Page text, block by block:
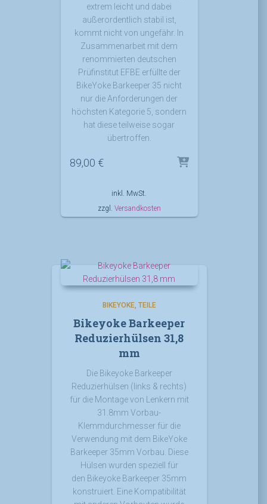
extrem leicht und dabei
außerordentlich stabil ist,
kommt nicht von ungefähr. In
Zusammenarbeit mit dem
renommierten deutschen
Prüfinstitut EFBE erfüllte der
BikeYoke Barkeeper 35 nicht
nur die Anforderungen der
höchsten Kategorie 5, sondern
hat diese teilweise sogar
übertroffen.
89,00 €
inkl. MwSt.
zzgl. Versandkosten
BIKEYOKE TEILE
Bikeyoke Barkeeper
Reduzierhülsen 31,8
mm
Die Bikeyoke Barkeeper
Reduzierhülsen (links & rechts)
für die Montage von Lenkern mit
31.8mm Vorbau-
Klemmdurchmesser für die
Verwendung mit dem BikeYoke
Barkeeper 35mm Vorbau. Diese
Hülsen wurden speziell für
den Bikeyoke Barkeeper 35mm
konstruiert. Eine Kompatibilität